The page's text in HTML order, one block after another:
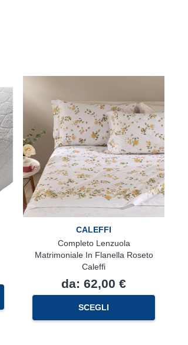
CALEFFI
Completo Lenzuola
Matrimoniale In Flanella Roseto
Caleffi
da: 62,00 €
SCEGLI